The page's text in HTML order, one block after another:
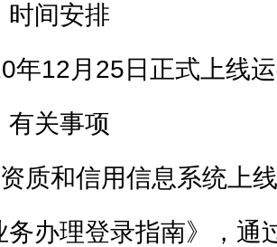
时间安排
年12月25日正式上线
有关事项
质和信用信息系统上
务办理登录指南》，通